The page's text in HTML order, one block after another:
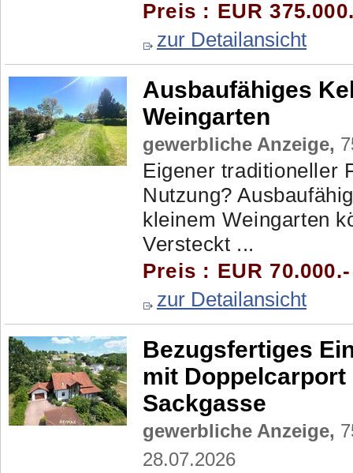
Preis : EUR
zur Detailansicht
Ausbaufähiges
Weingarten
gewerbliche Anzeige,
Eigener traditioneller
Nutzung?
kleinem Weingarten
Versteckt ...
Preis : EUR
zur Detailansicht
Bezugsfertiges
mit Doppelcarport
Sackgasse
gewerbliche Anzeige,
28.07.2026